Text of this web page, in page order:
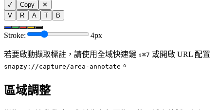
✓ Copy
✕
V
R A T B
Stroke: 4px
若要啟動擷取標註，請使用全域快速鍵 ⇧⌘7 或開啟 URL 配置
snapzy://capture/area-annotate 。
區域調整